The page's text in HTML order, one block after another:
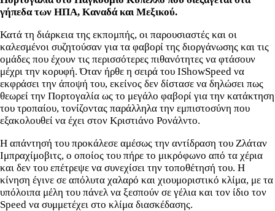
γήπεδα των ΗΠΑ, Καναδά και Μεξικού.
Κατά τη διάρκεια της εκπομπής, οι παρουσιαστές και οι
καλεσμένοι συζητούσαν για τα φαβορί της διοργάνωσης και τις
ομάδες που έχουν τις περισσότερες πιθανότητες να φτάσουν
μέχρι την κορυφή. Όταν ήρθε η σειρά του IShowSpeed να
εκφράσει την άποψή του, εκείνος δεν δίστασε να δηλώσει πως
θεωρεί την Πορτογαλία ως το μεγάλο φαβορί για την κατάκτηση
του τροπαίου, τονίζοντας παράλληλα την εμπιστοσύνη που
εξακολουθεί να έχει στον Κριστιάνο Ρονάλντο.
Η απάντησή του προκάλεσε αμέσως την αντίδραση του Ζλάταν
Ιμπραχίμοβιτς, ο οποίος του πήρε το μικρόφωνο από τα χέρια
και δεν του επέτρεψε να συνεχίσει την τοποθέτησή του. Η
κίνηση έγινε σε απόλυτα χαλαρό και χιουμοριστικό κλίμα, με τα
υπόλοιπα μέλη του πάνελ να ξεσπούν σε γέλια και τον ίδιο τον
Speed να συμμετέχει στο κλίμα διασκέδασης.